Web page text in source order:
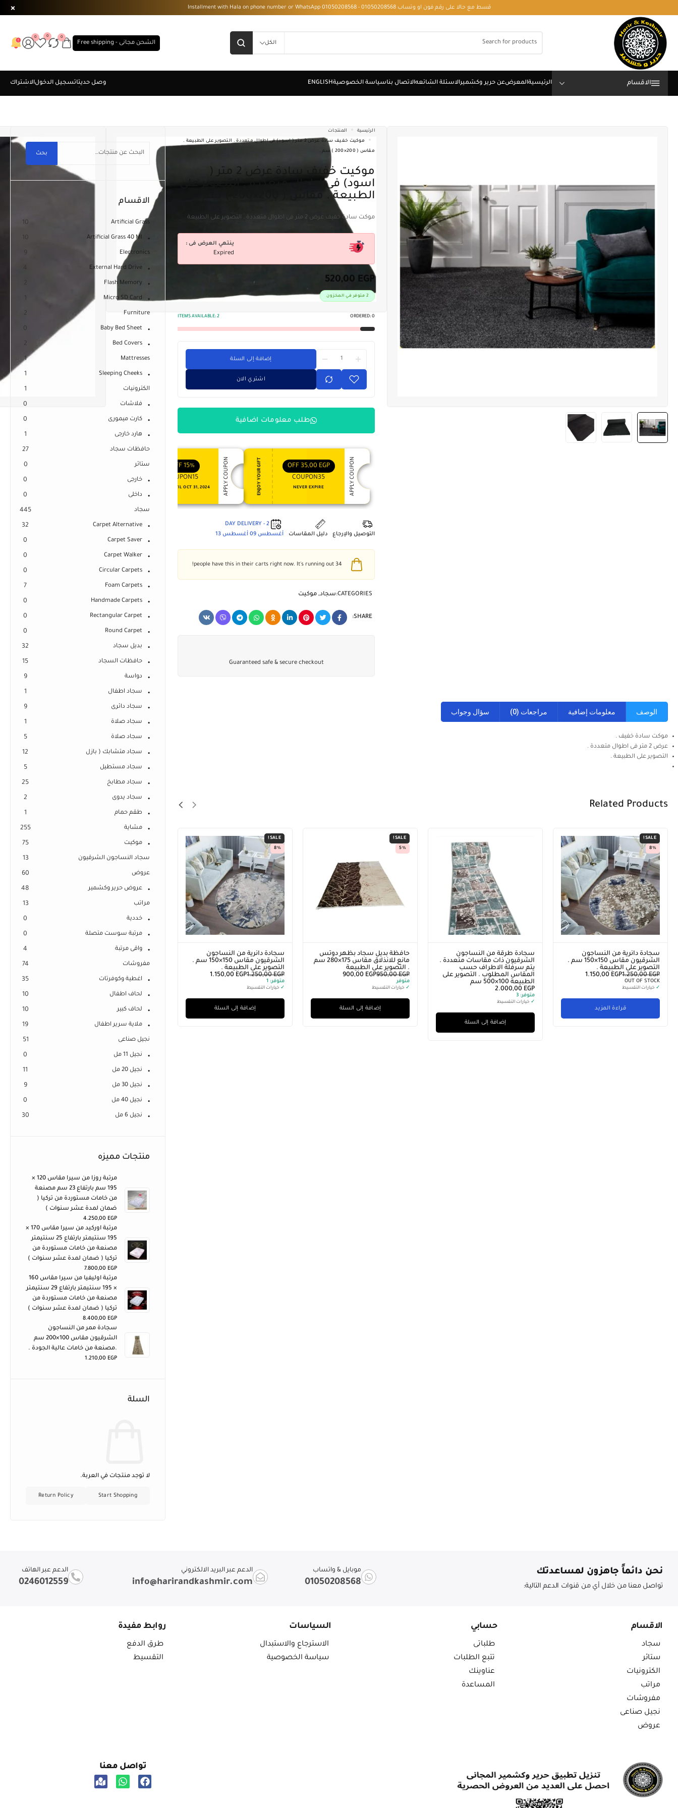
قسط مع حالا على رقم فون او وتساب 01050208568 - Installment with Hala on phone number or WhatsApp 01050208568
الكل الشحن مجانى - Free shipping
0
0
0
الاقسام
الرئيسية
المنتجات
موكيت خفيف سادة عرض 2 متر ( اسود) فى اطوال متعددة . التصوير على الطبيعة .
مقاس ( 200×200 ) سم .
موكيت خفيف سادة عرض 2 متر (
اسود) فى اطوال متعددة . التصوير على
الطبيعة . مقاس ( 200×200 ) سم .
موكت سادة خفيف عرض 2 متر فى اطوال متعددة . التصوير على الطبيعة
ينتهي العرض فى :
Expired
520,00 EGP
2 متوفر في المخزون
ORDERED: 0
ITEMS AVAILABLE: 2
إضافة إلى السلة
اشتري الان
طلب معلومات اضافية
ENJOY YOUR GIFT 35,00 EGP
OFF
COUPON35
NEVER EXPIRE APPLY COUPON
ENJOY YOUR GIFT 15%
OFF
COUPON15
VALID UNTIL OCT 31, 2024 APPLY COUPON
التوصيل والإرجاع دليل المقاسات
2 - DAY DELIVERY
أغسطس 09
أغسطس 13
34
CATEGORIES: سجاد, موكيت
SHARE:
Guaranteed safe & secure checkout
الوصف معلومات إضافية مراجعات (0) سؤال وجواب
موكت سادة خفيف .
عرض 2 متر فى اطوال متعددة .
التصوير على الطبيعة .
Related Products
SALE!
8%
سجادة دائرية من النساجون
الشرقيون مقاس 150×150 سم .
التصوير على الطبيعة .
1.250,00EGP
1.150,00 EGP
OUT OF STOCK
✓ خيارات التقسيط
قراءة المزيد
سجادة طرقة من النساجون
الشرقيون ذات مقاسات متعددة .
يتم سرفلة الاطراف حسب
المقاس المطلوب . التصوير على
الطبيعة 100×500 سم
2.000,00 EGP
متوفر:
✓ خيارات التقسيط
إضافة إلى السلة
SALE!
5%
حافظة بديل سجاد بظهر دوتس
مانع للانذلاق مقاس 175×280 سم
. التصوير على الطبيعة
950,00EGP
900,00 EGP
متوفر
✓ خيارات التقسيط
إضافة إلى السلة
SALE!
8%
سجادة دائرية من النساجون
الشرقيون مقاس 150×150 سم .
التصوير على الطبيعة .
1.250,00EGP
1.150,00 EGP
متوفر:
✓ خيارات التقسيط
إضافة إلى السلة
بحث
الاقسام
Artificial Grass
10
Artificial Grass 40 Ml
10
Electronics
9
External Hard Drive
Flash Memory
Micro SD Card
Furniture
2
Baby Bed Sheet
0
Bed Covers
2
Mattresses
1
Sleeping Cheeks
1
الكترونيات 1
فلاشات 0
كارت ميمورى 0
هارد خارجى 1
حافظات سجاد 27
ستائر 0
خارجى 0
داخلى 0
سجاد 445
Carpet Alternative
32
Carpet Saver
0
Carpet Walker
0
Circular Carpets
0
Foam Carpets
7
Handmade Carpets
0
Rectangular Carpet
0
Round Carpet
0
بديل سجاد 32
حافظات السجاد 15
دواسة 9
سجاد اطفال 1
سجاد دائرى 9
سجاد صلاة 1
سجاد صلاة 5
سجاد متشابك ( بازل 12
سجاد مستطيل 5
سجاد مطابخ 25
سجاد يدوى 2
طقم حمام 1
مشاية 255
موكيت 75
سجاد النساجون الشرقيون 13
عروض 60
عروض حرير وكشمير 48
مراتب 13
خددية 0
مرتبة سوست متصلة 0
واقى مرتبة 4
مفروشات 74
اغطية وكوفرتات 35
لحاف اطفال 10
لحاف كبير 10
ملاية سرير اطفال 19
نجيل صناعى 51
نجيل 11 مل 0
نجيل 20 مل 11
نجيل 30 مل 9
نجيل 40 مل 0
نجيل 6 مل 30
منتجات مميزه
مرتبة روزا من سيرا مقاس 120 ×
195 سم بارتفاع 23 سم مصنعة
من خامات مستوردة من تركيا (
ضمان لمدة عشر سنوات )
4.250,00 EGP
مرتبة اوركيد من سيرا مقاس 170 ×
195 سنتيمتر بارتفاع 25 سنتيمتر
مصنعة من خامات مستوردة من
تركيا ( ضمان لمدة عشر سنوات )
7.800,00 EGP
مرتبة اوليفيا من سيرا مقاس 160
× 195 سنتيمتر بارتفاع 29 سنتيمتر
مصنعة من خامات مستوردة من
تركيا ( ضمان لمدة عشر سنوات )
8.400,00 EGP
سجادة ممر من النساجون
الشرقيون مقاس 100×200 سم
.مصنعة من خامات عالية الجودة .
1.210,00 EGP
السلة
لا توجد منتجات في العربة.
Start Shopping
Return Policy
نحن دائماً جاهزون لمساعدتك
تواصل معنا من خلال أي من قنوات الدعم التالية:
موبايل & واتساب
01050208568
الدعم عبر البريد الالكتروني
info@harirandkashmir.com
الدعم عبر الهاتف
0246012559
الاقسام
سجاد
ستائر
الكترونيات
مراتب
مفروشات
نجيل صناعى
عروض
حسابي
طلباتى
تتبع الطلبات
عناوينك
المساعدة
السياسات
الاسترجاع والاستبدال
سياسة الخصوصية
روابط مفيدة
طرق الدفع
التقسيط
تواصل معنا